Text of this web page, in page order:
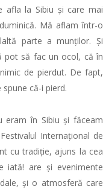
afla la Sibiu și care mai
Mă aflam într-o
parte a munților. Și
pot să fac un ocol, că în
de pierdut. De fapt,
că-i pierd.
eram în Sibiu și făceam
Internațional de
cu tradiție, ajuns la cea
iată! are și evenimente
și o atmosferă care